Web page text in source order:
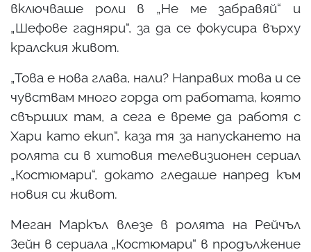
включваше роли в „Не ме забравяй“ и
„Шефове гадняри“, за да се фокусира върху
кралския живот.
„Това е нова глава, нали? Направих това и се
чувствам много горда от работата, която
свърших там, а сега е време да работя с
Хари като екип“, каза тя за напускането на
ролята си в хитовия телевизионен сериал
„Костюмари“, докато гледаше напред към
новия си живот.
Меган Маркъл влезе в ролята на Рейчъл
Зейн в сериала „Костюмари“ в продължение